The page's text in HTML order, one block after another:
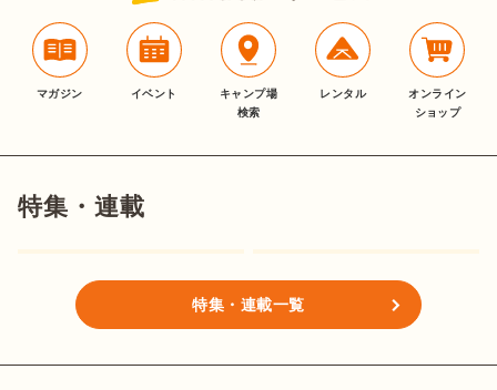
マガジン イベント
キャンプ場
検索
レンタル
オンライン
ショップ
特集・連載
特集・連載一覧